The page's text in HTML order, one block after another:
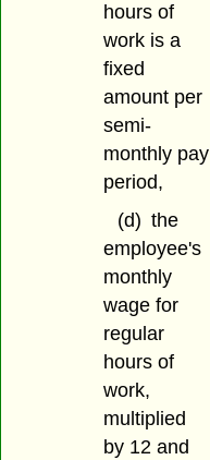
hours of
work is a
fixed
amount per
semi-
monthly pay
period,
(d) the
employee's
monthly
wage for
regular
hours of
work,
multiplied
by 12 and